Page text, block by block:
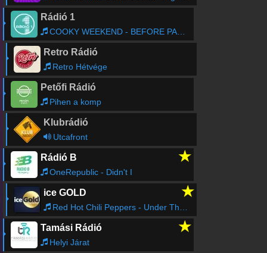
Rádió 1
COOKY WEEKEND - BEFORE PARTY
Retro Rádió
Retro Hétvége
Petőfi Rádió
Pihen a komp
Klubrádió
Utcafront
Rádió B ★
OneRepublic - Didn't I
ice GOLD ★
Red Hot Chili Peppers - Under The Bridge
Tamási Rádió ★
Helyi Járat